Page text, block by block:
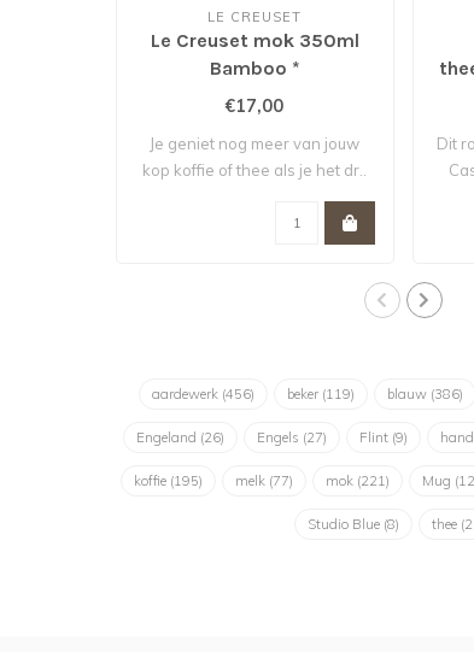
LE CREUSET
Le Creuset mok 350ml
Bamboo *
€17,00
Je geniet nog meer van jouw
kop koffie of thee als je het dr..
Dit
aardewerk (456) beker (119) blauw (386)
Engeland (26) Engels (27) Flint (9)
koffie (195) melk (77) mok (221) Mug
Studio Blue (8) thee